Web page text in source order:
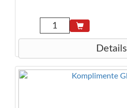
Details